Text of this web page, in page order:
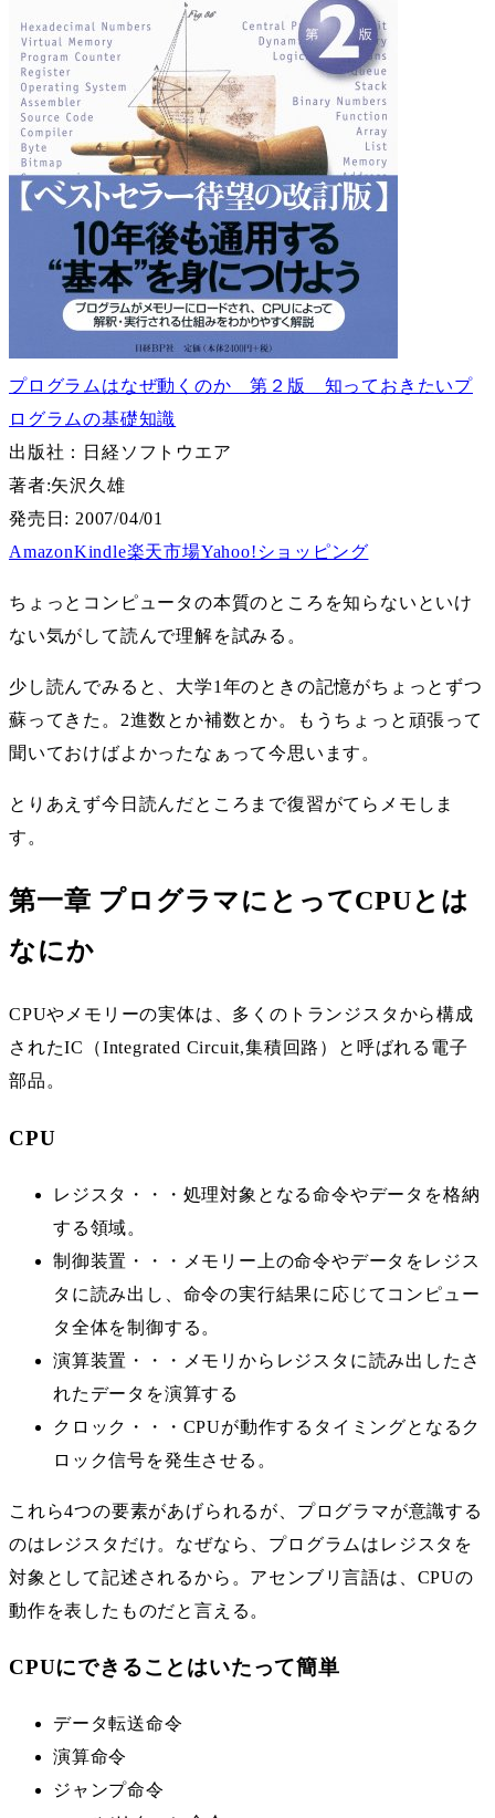
プログラムはなぜ動くのか 第２版 知っておきたいプ
ログラムの基礎知識
出版社：日経ソフトウエア
著者:矢沢久雄
発売日: 2007/04/01
AmazonKindle楽天市場Yahoo!ショッピング
ちょっとコンピュータの本質のところを知らないといけ
ない気がして読んで理解を試みる。
少し読んでみると、大学1年のときの記憶がちょっとずつ
蘇ってきた。2進数とか補数とか。もうちょっと頑張って
聞いておけばよかったなぁって今思います。
とりあえず今日読んだところまで復習がてらメモしま
す。
第一章 プログラマにとってCPUとは
なにか
CPUやメモリーの実体は、多くのトランジスタから構成
されたIC（Integrated Circuit,集積回路）と呼ばれる電子
部品。
CPU
レジスタ・・・処理対象となる命令やデータを格納
する領域。
制御装置・・・メモリー上の命令やデータをレジス
タに読み出し、命令の実行結果に応じてコンピュー
タ全体を制御する。
演算装置・・・メモリからレジスタに読み出したさ
れたデータを演算する
クロック・・・CPUが動作するタイミングとなるク
ロック信号を発生させる。
これら4つの要素があげられるが、プログラマが意識する
のはレジスタだけ。なぜなら、プログラムはレジスタを
対象として記述されるから。アセンブリ言語は、CPUの
動作を表したものだと言える。
CPUにできることはいたって簡単
データ転送命令
演算命令
ジャンプ命令